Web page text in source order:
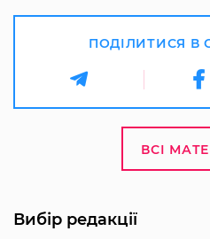
ПОДІЛИТИСЯ В
ВСІ
Вибір редакції